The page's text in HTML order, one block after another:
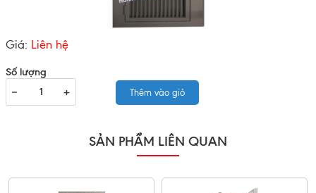
Giá: Liên hệ
Số lượng
−
+ Thêm vào giỏ
SẢN PHẨM LIÊN QUAN